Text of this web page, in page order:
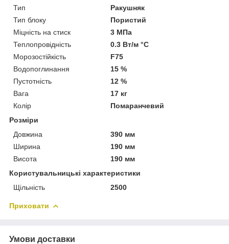
Тип
Ракушняк
Тип блоку
Пористий
Міцність на стиск
3 МПа
Теплопровідність
0.3 Вт/м °С
Морозостійкість
F75
Водопоглинання
15 %
Пустотність
12 %
Вага
17 кг
Колір
Помаранчевий
Розміри
Довжина
390 мм
Ширина
190 мм
Висота
190 мм
Користувальницькі характеристики
Щільність
2500
Приховати
Умови доставки